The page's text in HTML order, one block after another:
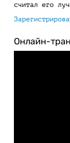
считал его
Онлайн-